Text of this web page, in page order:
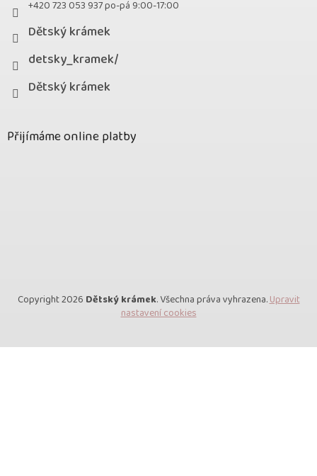
+420 723 053 937 po-pá 9:00-17:00
Dětský krámek
detsky_kramek/
Dětský krámek
Přijímáme online platby
Copyright 2026 Dětský krámek. Všechna práva vyhrazena.Upravit
nastavení cookies